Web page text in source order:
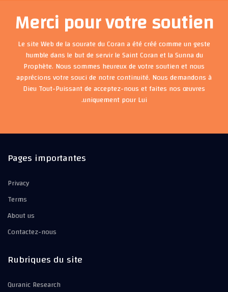
Merci pour votre soutien
Le site Web de la sourate du Coran a été créé comme un geste
humble dans le but de servir le Saint Coran et la Sunna du
Prophète. Nous sommes heureux de votre soutien et nous
apprécions votre souci de notre continuité. Nous demandons à
Dieu Tout-Puissant de acceptez-nous et faites nos œuvres
uniquement pour Lui.
Pages importantes
Privacy
Terms
About us
Contactez-nous
Rubriques du site
Quranic Research